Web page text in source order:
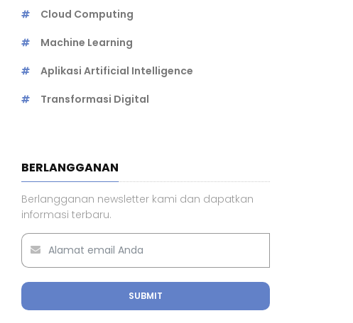
Cloud Computing
Machine Learning
Aplikasi Artificial Intelligence
Transformasi Digital
BERLANGGANAN
Berlangganan newsletter kami dan dapatkan
informasi terbaru.
SUBMIT